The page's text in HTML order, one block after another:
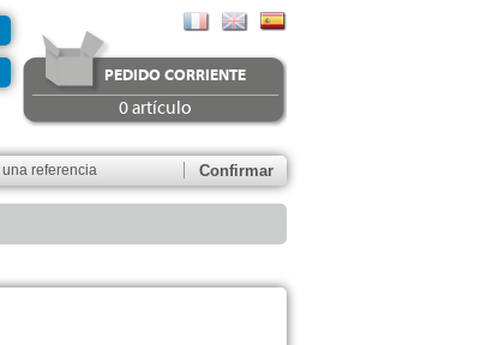
PEDIDO CORRIENTE
0 artículo